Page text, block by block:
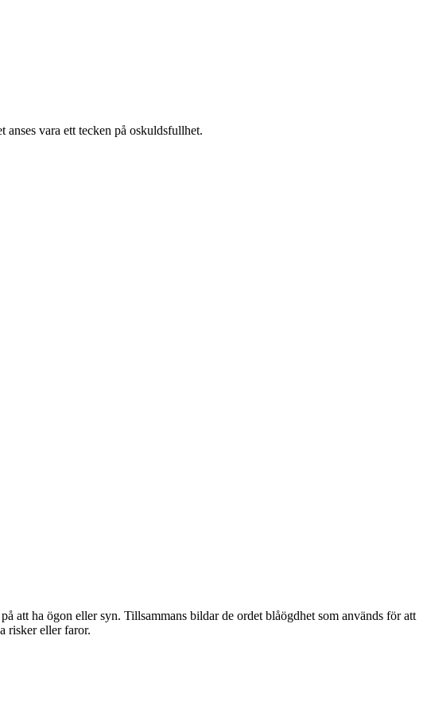
vara ett tecken på oskuldsfullhet.
att ha ögon eller syn. Tillsammans bildar de ordet blåögdhet som används för att
risker eller faror.